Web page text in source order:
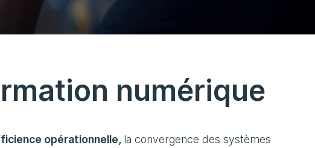
numérique
opérationnelle, la convergence des systèmes